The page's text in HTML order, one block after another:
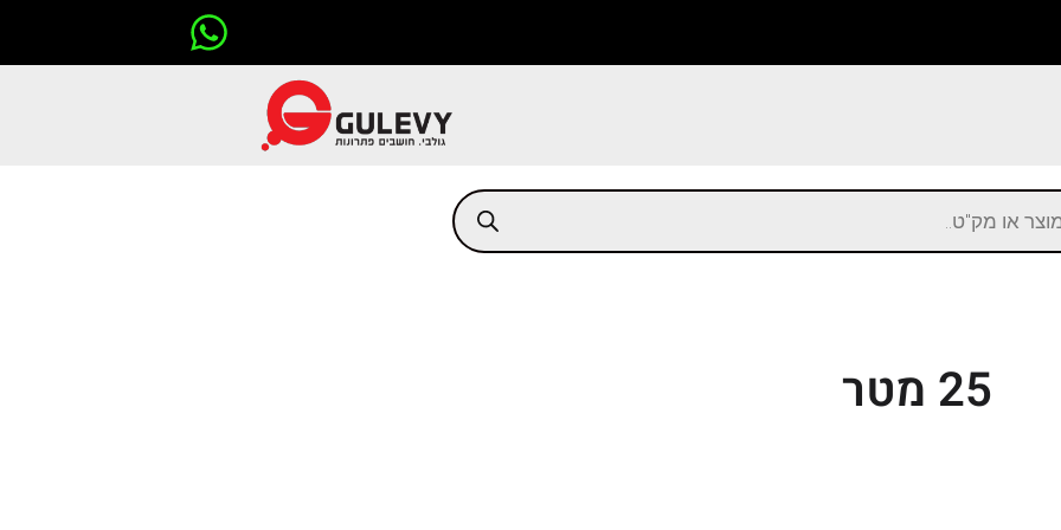
25 מטר